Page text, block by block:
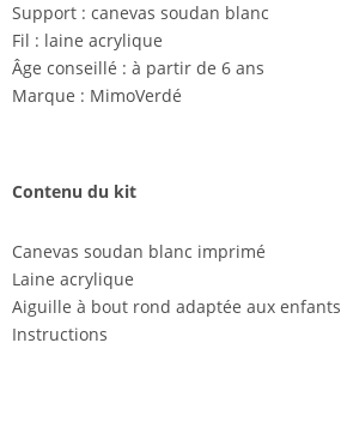
Support : canevas soudan blanc
Fil : laine acrylique
Âge conseillé : à partir de 6 ans
Marque : MimoVerdé
Contenu du kit
Canevas soudan blanc imprimé
Laine acrylique
Aiguille à bout rond adaptée aux enfants
Instructions